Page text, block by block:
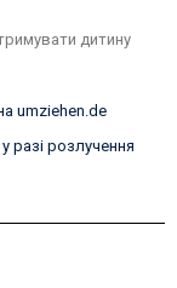
дитину
umziehen.de
разі розлучення